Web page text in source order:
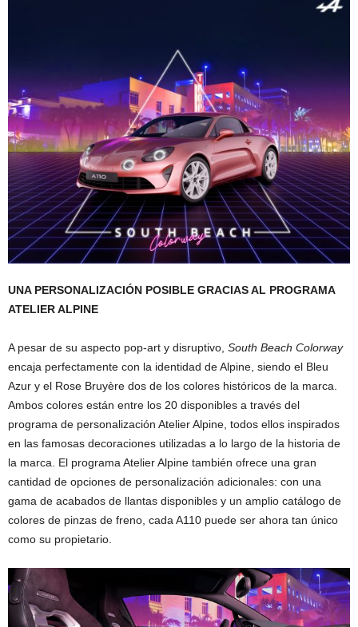
UNA PERSONALIZACIÓN POSIBLE GRACIAS AL PROGRAMA
ATELIER ALPINE
A pesar de su aspecto pop-art y disruptivo, South Beach Colorway
encaja perfectamente con la identidad de Alpine, siendo el Bleu
Azur y el Rose Bruyère dos de los colores históricos de la marca.
Ambos colores están entre los 20 disponibles a través del
programa de personalización Atelier Alpine, todos ellos inspirados
en las famosas decoraciones utilizadas a lo largo de la historia de
la marca. El programa Atelier Alpine también ofrece una gran
cantidad de opciones de personalización adicionales: con una
gama de acabados de llantas disponibles y un amplio catálogo de
colores de pinzas de freno, cada A110 puede ser ahora tan único
como su propietario.